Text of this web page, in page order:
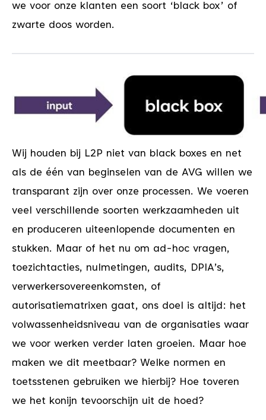
we voor onze klanten een soort ‘black box’ of
zwarte doos worden.
Wij houden bij L2P niet van black boxes en net
als de één van beginselen van de AVG willen we
transparant zijn over onze processen. We voeren
veel verschillende soorten werkzaamheden uit
en produceren uiteenlopende documenten en
stukken. Maar of het nu om ad-hoc vragen,
toezichtacties, nulmetingen, audits, DPIA’s,
verwerkersovereenkomsten, of
autorisatiematrixen gaat, ons doel is altijd: het
volwassenheidsniveau van de organisaties waar
we voor werken verder laten groeien. Maar hoe
maken we dit meetbaar? Welke normen en
toetsstenen gebruiken we hierbij? Hoe toveren
we het konijn tevoorschijn uit de hoed?